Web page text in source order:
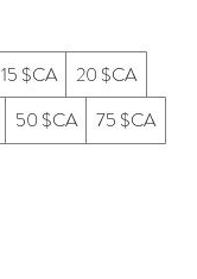
15 $CA
20 $CA
50 $CA
75 $CA